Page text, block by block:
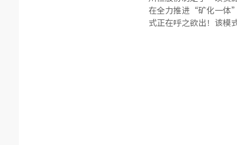
在全力推进“矿化一体
式正在呼之欲出！该模